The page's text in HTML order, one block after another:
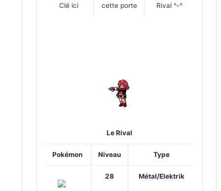
Clé ici
cette porte
Rival ^-^
Le Rival
Pokémon Niveau Type
28 Métal/Elektrik